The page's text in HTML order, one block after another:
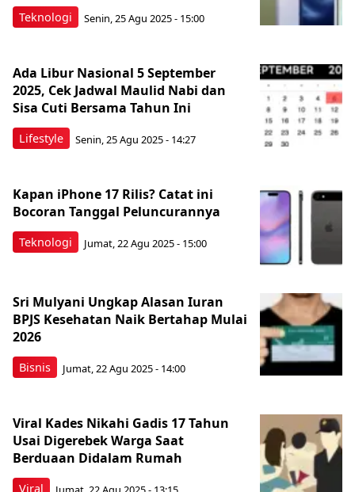
Teknologi Senin, 25 Agu 2025 - 15:00
Lifestyle
Ada Libur Nasional 5 September
2025, Cek Jadwal Maulid Nabi dan
Sisa Cuti Bersama Tahun Ini
Senin, 25 Agu 2025 - 14:27
Teknologi
Kapan iPhone 17 Rilis? Catat ini
Bocoran Tanggal Peluncurannya
Jumat, 22 Agu 2025 - 15:00
Bisnis
Sri Mulyani Ungkap Alasan Iuran
BPJS Kesehatan Naik Bertahap Mulai
2026
Jumat, 22 Agu 2025 - 14:00
Viral
Viral Kades Nikahi Gadis 17 Tahun
Usai Digerebek Warga Saat
Berduaan Didalam Rumah